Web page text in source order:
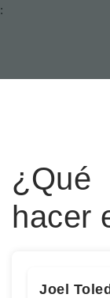
:
hacer
Joel